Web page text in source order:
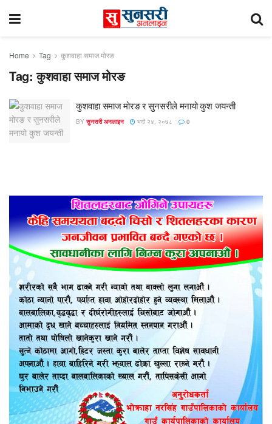
Home Tag कुशवाहा समाज मोरङ
Tag:कुशवाहा समाज मोरङ
कुशवाहा समाज मोरङ र सुनसरीले मनायो कुश जयन्ती
BY सुनसरी अनलाइन भदौ २४, २०७८ 0